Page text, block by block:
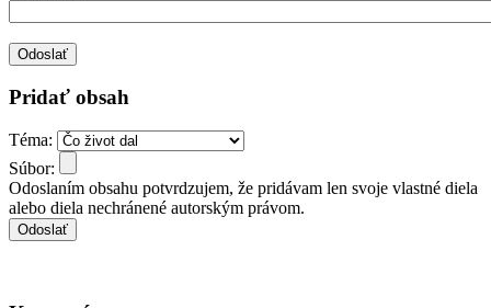
Pridať obsah
Téma:
Súbor:
Odoslaním obsahu potvrdzujem, že pridávam len svoje vlastné diela
alebo diela nechránené autorským právom.